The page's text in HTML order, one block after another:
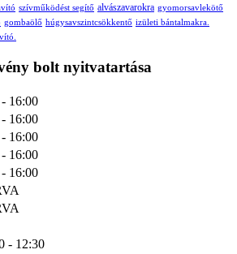
szívműködést segítő alvászavarokra gyomorsavlekötő
gombaölő húgysavszintcsökkentő izületi bántalmakra.
bolt nyitvatartása
16:00
16:00
16:00
16:00
16:00
- 12:30